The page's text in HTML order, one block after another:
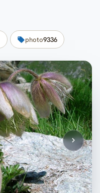
photo9336